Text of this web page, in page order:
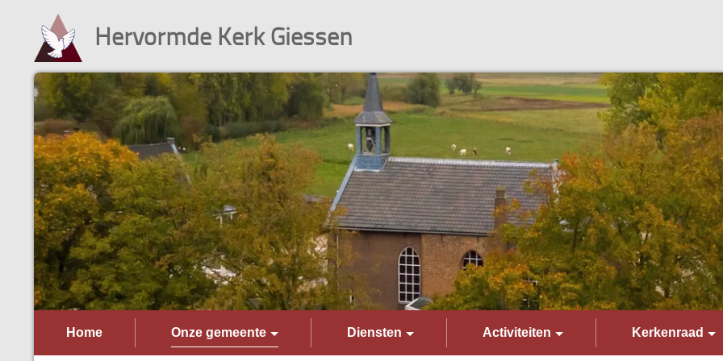
Hervormde Kerk Giessen
Home Onze gemeente Diensten Activiteiten Kerkenraad